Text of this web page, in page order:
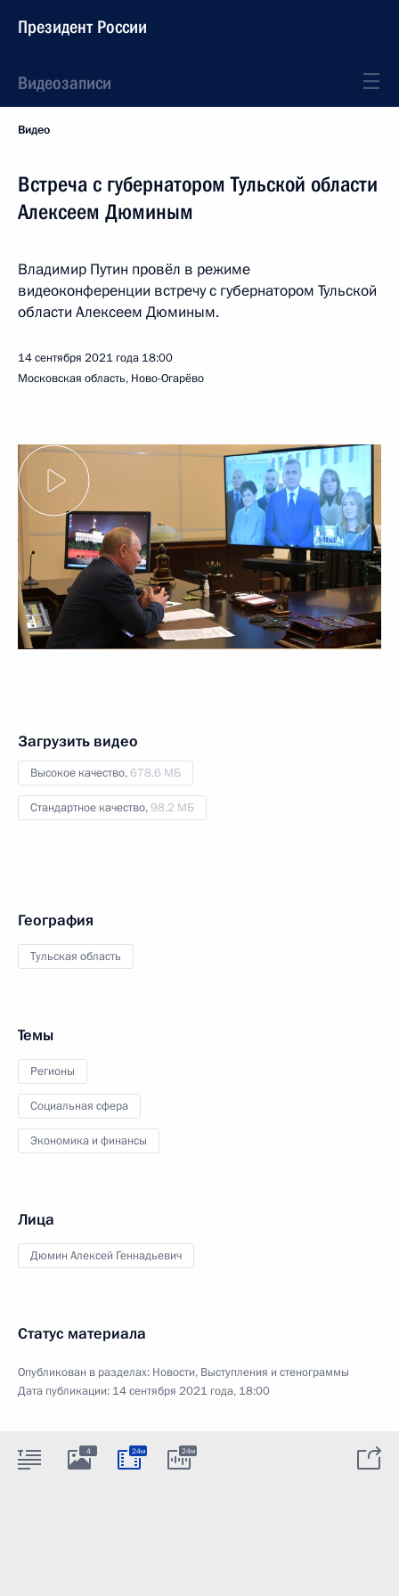
Президент России
Видеозаписи
Видео
Встреча с губернатором Тульской области
Алексеем Дюминым
Владимир Путин провёл в режиме
видеоконференции встречу с губернатором Тульской
области Алексеем Дюминым.
14 сентября 2021 года 18:00
Московская область, Ново-Огарёво
Загрузить видео
Высокое качество,678.6 МБ
Стандартное качество,98.2 МБ
География
Тульская область
Темы
Регионы
Социальная сфера
Экономика и финансы
Лица
Дюмин Алексей Геннадьевич
Статус материала
Опубликован в разделах: Новости, Выступления и стенограммы
Дата публикации: 14 сентября 2021 года, 18:00
4 24м 24м